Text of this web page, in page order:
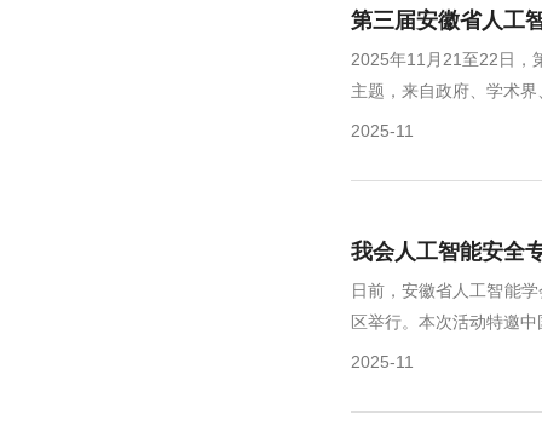
第三届安徽省人工
2025年11月21至22日，
主题，来自政府、学术
2025-11
我会人工智能安全
日前，安徽省人工智能
区举行。本次活动特邀
2025-11